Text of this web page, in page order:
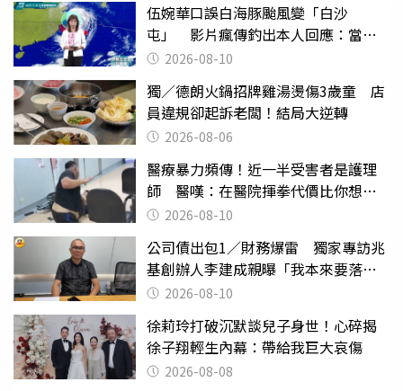
伍婉華口誤白海豚颱風變「白沙
屯」 影片瘋傳釣出本人回應：當下
懊惱到現在
2026-08-10
獨／德朗火鍋招牌雞湯燙傷3歲童 店
員違規卻起訴老闆！結局大逆轉
2026-08-06
醫療暴力頻傳！近一半受害者是護理
師 醫嘆：在醫院揮拳代價比你想像
的還要大
2026-08-10
公司債出包1／財務爆雷 獨家專訪兆
基創辦人李建成親曝「我本來要落
跑」2026-08-10
徐莉玲打破沉默談兒子身世！心碎揭
徐子翔輕生內幕：帶給我巨大哀傷
2026-08-08